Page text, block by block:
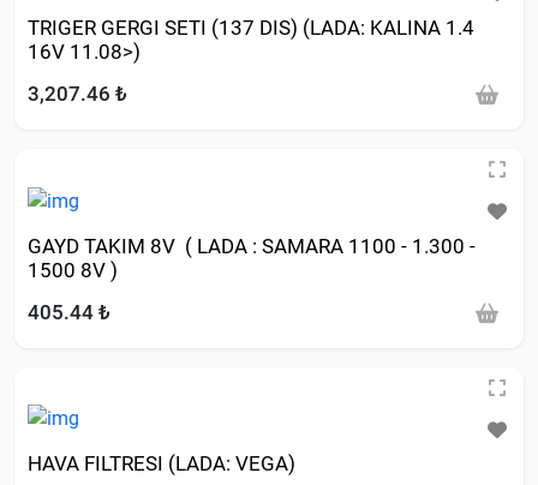
TRIGER GERGI SETI (137 DIS) (LADA: KALINA 1.4
16V 11.08>)
3,207.46 ₺
GAYD TAKIM 8V ( LADA : SAMARA 1100 - 1.300 -
1500 8V )
405.44 ₺
HAVA FILTRESI (LADA: VEGA)